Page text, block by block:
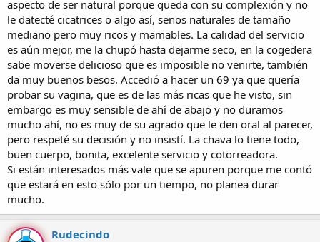
aspecto de ser natural porque queda con su complexión y no
le datecté cicatrices o algo así, senos naturales de tamaño
mediano pero muy ricos y mamables. La calidad del servicio
es aún mejor, me la chupó hasta dejarme seco, en la cogedera
sabe moverse delicioso que es imposible no venirte, también
da muy buenos besos. Accedió a hacer un 69 ya que quería
probar su vagina, que es de las más ricas que he visto, sin
embargo es muy sensible de ahí de abajo y no duramos
mucho ahí, no es muy de su agrado que le den oral al parecer,
pero respeté su decisión y no insistí. La chava lo tiene todo,
buen cuerpo, bonita, excelente servicio y cotorreadora.
Si están interesados más vale que se apuren porque me contó
que estará en esto sólo por un tiempo, no planea durar
mucho.
Rudecindo